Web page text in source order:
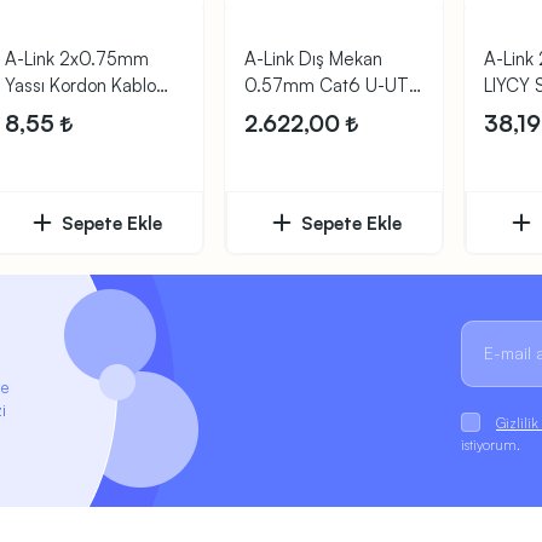
A-Link 2x0.75mm
Yassı Kordon Kablo
Beyaz
8,55
Sepete Ekle
A-Link Dış Mekan
0.57mm Cat6 U-UTP
Kablo 305m
2.622,00
Sepete Ekle
A-Link
LIYCY
100m.
Gizlilik
istiyorum.